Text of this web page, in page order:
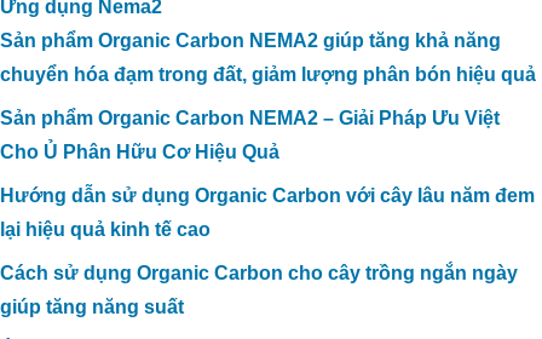
Ứng dụng Nema2
Sản phẩm Organic Carbon NEMA2 giúp tăng khả năng
chuyển hóa đạm trong đất, giảm lượng phân bón hiệu quả
Sản phẩm Organic Carbon NEMA2 – Giải Pháp Ưu Việt
Cho Ủ Phân Hữu Cơ Hiệu Quả
Hướng dẫn sử dụng Organic Carbon với cây lâu năm đem
lại hiệu quả kinh tế cao
Cách sử dụng Organic Carbon cho cây trồng ngắn ngày
giúp tăng năng suất